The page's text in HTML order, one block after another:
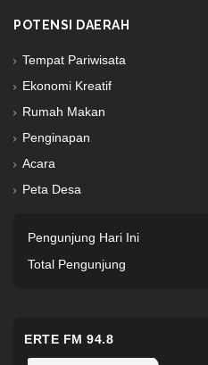
POTENSI DAERAH
Tempat Pariwisata
Ekonomi Kreatif
Rumah Makan
Penginapan
Acara
Peta Desa
Pengunjung Hari Ini
Total Pengunjung
ERTE FM 94.8